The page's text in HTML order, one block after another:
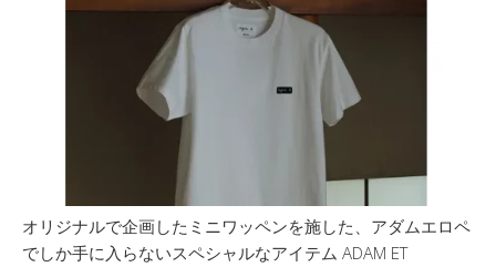
オリジナルで企画したミニワッペンを施した、アダムエロペ
でしか手に入らないスペシャルなアイテム ADAM ET